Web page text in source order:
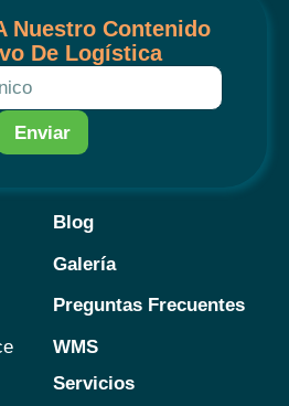
Nuestro Contenido
De Logística
Enviar
Blog
Galería
Preguntas Frecuentes
WMS
Servicios